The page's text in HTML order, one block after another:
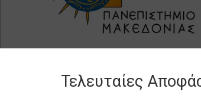
Τελευταίες